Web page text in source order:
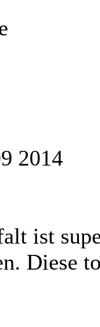
2014
ist
Diese